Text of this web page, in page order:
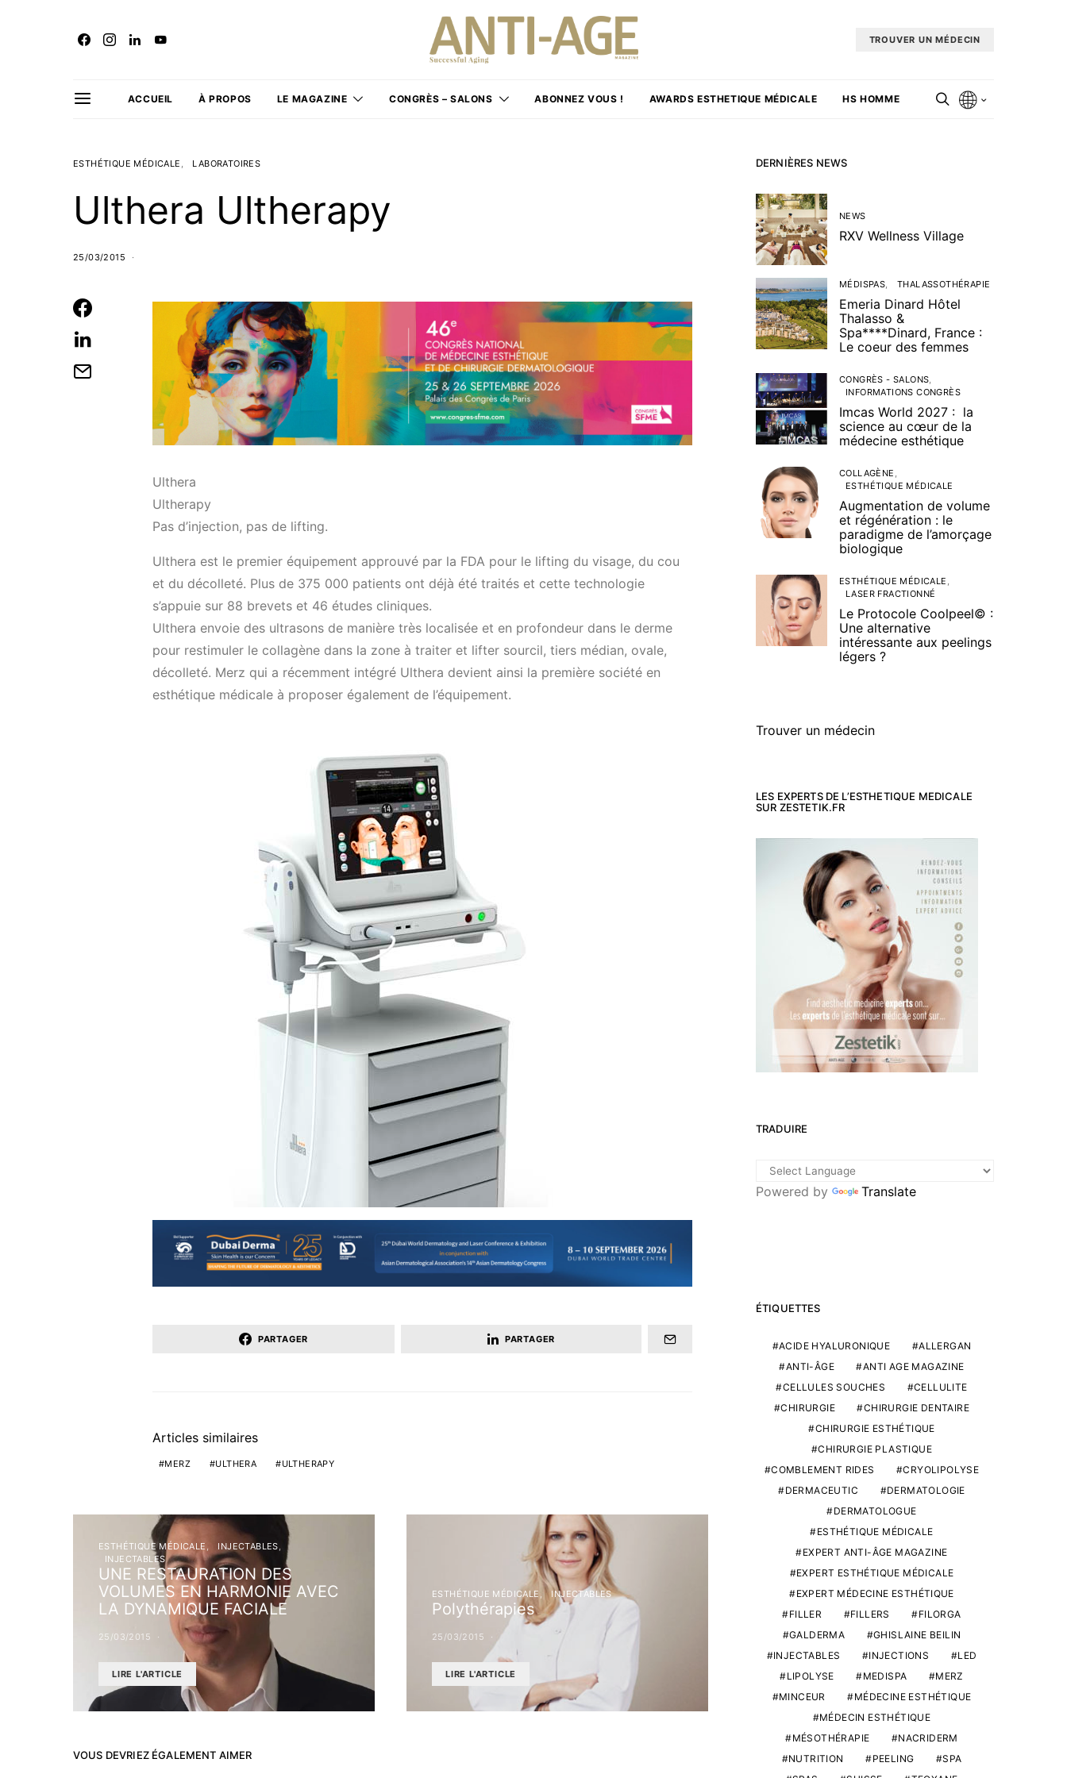
TROUVER UN MÉDECIN
ACCUEIL À PROPOS LE MAGAZINE CONGRÈS – SALONS ABONNEZ VOUS ! AWARDS ESTHETIQUE MÉDICALE HS HOMME
ESTHÉTIQUE MÉDICALE LABORATOIRES
Ulthera Ultherapy
25/03/2015
Ulthera
Ultherapy
Pas d’injection, pas de lifting.
Ulthera est le premier équipement approuvé par la FDA pour le lifting du visage, du cou
et du décolleté. Plus de 375 000 patients ont déjà été traités et cette technologie
s’appuie sur 88 brevets et 46 études cliniques.
Ulthera envoie des ultrasons de manière très localisée et en profondeur dans le derme
pour restimuler le collagène dans la zone à traiter et lifter sourcil, tiers médian, ovale,
décolleté. Merz qui a récemment intégré Ulthera devient ainsi la première société en
esthétique médicale à proposer également de l’équipement.
PARTAGER PARTAGER
Articles similaires
MERZ ULTHERA ULTHERAPY
ESTHÉTIQUE MÉDICALE
INJECTABLES
INJECTABLES
UNE RESTAURATION DES
VOLUMES EN HARMONIE AVEC
LA DYNAMIQUE FACIALE
25/03/2015
LIRE L'ARTICLE
ESTHÉTIQUE MÉDICALE INJECTABLES
Polythérapies
25/03/2015
LIRE L'ARTICLE
VOUS DEVRIEZ ÉGALEMENT AIMER
DERNIÈRES NEWS
NEWS
RXV Wellness Village
MÉDISPAS THALASSOTHÉRAPIE
Emeria Dinard Hôtel
Thalasso &
Spa****Dinard, France :
Le coeur des femmes
CONGRÈS - SALONS
INFORMATIONS CONGRÈS
Imcas World 2027 : la
science au cœur de la
médecine esthétique
COLLAGÈNE
ESTHÉTIQUE MÉDICALE
Augmentation de volume
et régénération : le
paradigme de l’amorçage
biologique
ESTHÉTIQUE MÉDICALE
LASER FRACTIONNÉ
Le Protocole Coolpeel© :
Une alternative
intéressante aux peelings
légers ?
Trouver un médecin
LES EXPERTS DE L’ESTHETIQUE MEDICALE
SUR ZESTETIK.FR
TRADUIRE
Powered by Translate
ÉTIQUETTES
ACIDE HYALURONIQUE
ALLERGAN
ANTI-ÂGE
ANTI AGE MAGAZINE
CELLULES SOUCHES
CELLULITE
CHIRURGIE
CHIRURGIE DENTAIRE
CHIRURGIE ESTHÉTIQUE
CHIRURGIE PLASTIQUE
COMBLEMENT RIDES
CRYOLIPOLYSE
DERMACEUTIC
DERMATOLOGIE
DERMATOLOGUE
ESTHÉTIQUE MÉDICALE
EXPERT ANTI-ÂGE MAGAZINE
EXPERT ESTHÉTIQUE MÉDICALE
EXPERT MÉDECINE ESTHÉTIQUE
FILLER
FILLERS
FILORGA
GALDERMA
GHISLAINE BEILIN
INJECTABLES
INJECTIONS
LED
LIPOLYSE
MEDISPA
MERZ
MINCEUR
MÉDECINE ESTHÉTIQUE
MÉDECIN ESTHÉTIQUE
MÉSOTHÉRAPIE
NACRIDERM
NUTRITION
PEELING
SPA